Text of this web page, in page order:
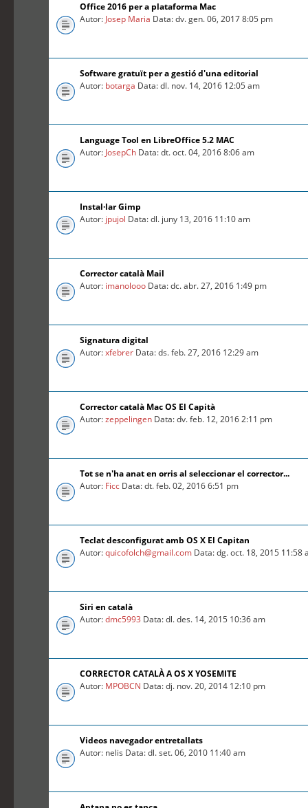
Office 2016 per a plataforma Mac
Autor: Josep Maria Data: dv. gen. 06, 2017 8:05 pm
Software gratuït per a gestió d'una editorial
Autor: botarga Data: dl. nov. 14, 2016 12:05 am
Language Tool en LibreOffice 5.2 MAC
Autor: JosepCh Data: dt. oct. 04, 2016 8:06 am
Instal·lar Gimp
Autor: jpujol Data: dl. juny 13, 2016 11:10 am
Corrector català Mail
Autor: imanolooo Data: dc. abr. 27, 2016 1:49 pm
Signatura digital
Autor:xfebrer Data: ds. feb. 27, 2016 12:29 am
Corrector català Mac OS El Capità
Autor:zeppelingen Data: dv. feb. 12, 2016 2:11 pm
Tot se n'ha anat en orris al seleccionar el corrector...
Autor: Ficc Data: dt. feb. 02, 2016 6:51 pm
Teclat desconfigurat amb OS X El Capitan
Autor:quicofolch@gmail.com Data: dg. oct. 18, 2015 11:58
Siri en català
Autor:dmc5993 Data: dl. des. 14, 2015 10:36 am
CORRECTOR CATALÀ A OS X YOSEMITE
Autor: MPOBCN Data: dj. nov. 20, 2014 12:10 pm
Videos navegador entretallats
Autor: nelis Data: dl. set. 06, 2010 11:40 am